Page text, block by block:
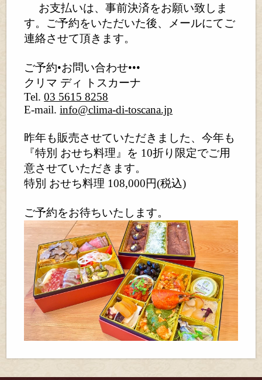
お支払いは、事前決済をお願い致しま
す。ご予約をいただいた後、メールにてご
連絡させて頂きます。
ご予約•お問い合わせ•••
クリマ ディ トスカーナ
Tel.03 5615 8258
E-mail.info@clima-di-toscana.jp
昨年も販売させていただきました、今年も
『特別 おせち料理』を 10折り限定でご用
意させていただきます。
特別 おせち料理 108,000円(税込)
ご予約をお待ちいたします。